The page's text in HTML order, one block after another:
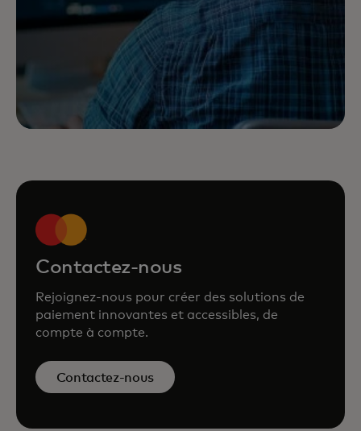
Contactez-nous
Rejoignez-nous pour créer des solutions de
paiement innovantes et accessibles, de
compte à compte.
Contactez-nous